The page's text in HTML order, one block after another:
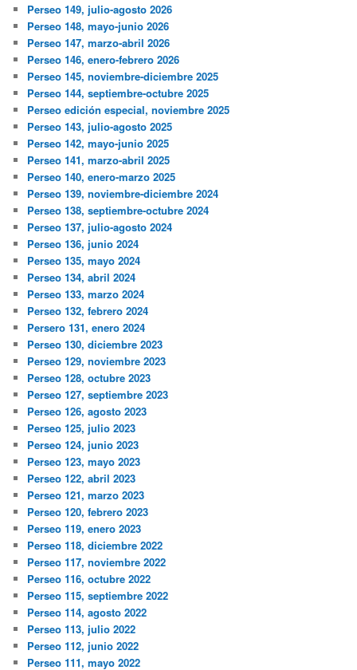
Perseo 149, julio-agosto 2026
Perseo 148, mayo-junio 2026
Perseo 147, marzo-abril 2026
Perseo 146, enero-febrero 2026
Perseo 145, noviembre-diciembre 2025
Perseo 144, septiembre-octubre 2025
Perseo edición especial, noviembre 2025
Perseo 143, julio-agosto 2025
Perseo 142, mayo-junio 2025
Perseo 141, marzo-abril 2025
Perseo 140, enero-marzo 2025
Perseo 139, noviembre-diciembre 2024
Perseo 138, septiembre-octubre 2024
Perseo 137, julio-agosto 2024
Perseo 136, junio 2024
Perseo 135, mayo 2024
Perseo 134, abril 2024
Perseo 133, marzo 2024
Perseo 132, febrero 2024
Persero 131, enero 2024
Perseo 130, diciembre 2023
Perseo 129, noviembre 2023
Perseo 128, octubre 2023
Perseo 127, septiembre 2023
Perseo 126, agosto 2023
Perseo 125, julio 2023
Perseo 124, junio 2023
Perseo 123, mayo 2023
Perseo 122, abril 2023
Perseo 121, marzo 2023
Perseo 120, febrero 2023
Perseo 119, enero 2023
Perseo 118, diciembre 2022
Perseo 117, noviembre 2022
Perseo 116, octubre 2022
Perseo 115, septiembre 2022
Perseo 114, agosto 2022
Perseo 113, julio 2022
Perseo 112, junio 2022
Perseo 111, mayo 2022